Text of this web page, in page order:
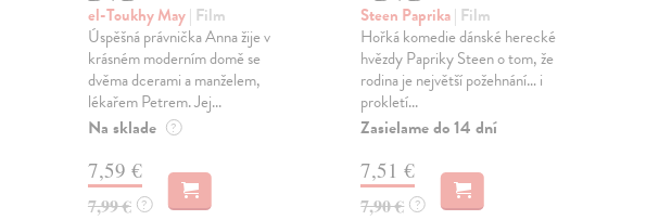
el-Toukhy May| Film
Úspěšná právnička Anna žije v
krásném moderním domě se
dvěma dcerami a manželem,
lékařem Petrem. Jej...
Na sklade ?
7,59 €
7,99 € ?
Steen Paprika| Film
Hořká komedie dánské herecké
hvězdy Papriky Steen o tom, že
rodina je největší požehnání… i
prokletí...
Zasielame do 14 dní
7,51 €
7,90 € ?